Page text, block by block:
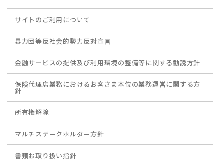
サイトのご利用について
暴力団等反社会的勢力反対宣言
金融サービスの提供及び利用環境の整備等に関する勧誘方針
保険代理店業務におけるお客さま本位の業務運営に関する方
針
所有権解除
マルチステークホルダー方針
書類お取り扱い指針